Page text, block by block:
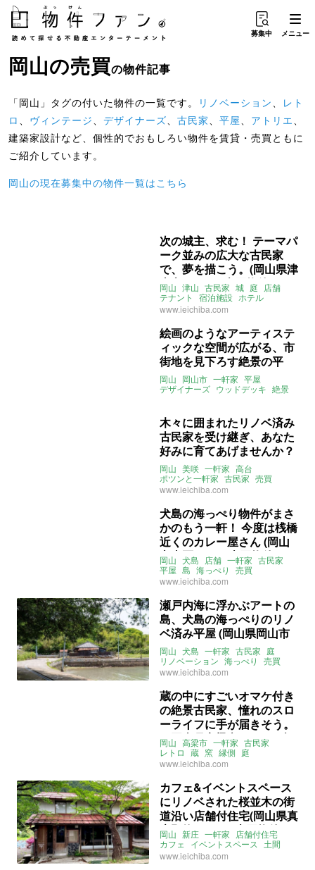
募集中 メニュー
岡山の売買の物件記事
「岡山」タグの付いた物件の一覧です。 リノベーション、 レト
ロ 、 ヴィンテージ、 デザイナーズ、 古民家、 平屋、 アトリエ、
建築家設計など、個性的でおもしろい物件を賃貸・売買ともに
ご紹介しています。
岡山の現在募集中の物件一覧はこちら
次の城主、求む！ テーマパ
ーク並みの広大な古民家
で、夢を描こう。(岡山県津
山市201㎡の売買物件)
岡山 津山 古民家 城 庭
店舗
テナント
宿泊施設 ホテル
大家女子 売買
www.ieichiba.com
絵画のようなアーティステ
ィックな空間が広がる、市
街地を見下ろす絶景の平
屋。（岡山市中区237㎡の
売買物件）
岡山 岡山市 一軒家 平屋
デザイナーズ ウッドデッキ 絶景
木々に囲まれたリノベ済み
古民家を受け継ぎ、あなた
好みに育てあげませんか？
(岡山県久米郡129㎡の売買
物件)
岡山 美咲 一軒家 高台
ポツンと一軒家 古民家 売買
www.ieichiba.com
犬島の海っぺり物件がまさ
かのもう一軒！ 今度は桟橋
近くのカレー屋さん (岡山
市東区51㎡の売買物件)
岡山 犬島 店舗 一軒家 古民家
平屋 島 海っぺり
売買
www.ieichiba.com
瀬戸内海に浮かぶアートの
島、犬島の海っぺりのリノ
ベ済み平屋 (岡山県岡山市
の売買物件)
岡山 犬島 一軒家 古民家 庭
リノベーション 海っぺり
売買
www.ieichiba.com
蔵の中にすごいオマケ付き
の絶景古民家、憧れのスロ
ーライフに手が届きそう。
（岡山県高梁市149㎡の売
買物件）
岡山 高梁市 一軒家 古民家
レトロ 蔵 窯 縁側 庭
リノベーション タイル
www.ieichiba.com
カフェ&イベントスペース
にリノベされた桜並木の街
道沿い店舗付住宅(岡山県真
庭郡約210㎡の売買物件)
岡山 新庄 一軒家
店舗付住宅
カフェ
イベントスペース
土間
売買
www.ieichiba.com